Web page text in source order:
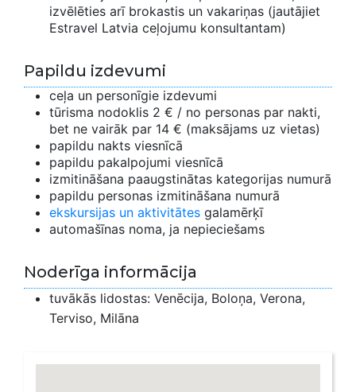
izvēlēties arī brokastis un vakariņas (jautājiet
Estravel Latvia ceļojumu konsultantam)
Papildu izdevumi
ceļa un personīgie izdevumi
tūrisma nodoklis 2 € / no personas par nakti,
bet ne vairāk par 14 € (maksājams uz vietas)
papildu nakts viesnīcā
papildu pakalpojumi viesnīcā
izmitināšana paaugstinātas kategorijas numurā
papildu personas izmitināšana numurā
ekskursijas un aktivitātes galamērķī
automašīnas noma, ja nepieciešams
Noderīga informācija
tuvākās lidostas: Venēcija, Boloņa, Verona,
Terviso, Milāna